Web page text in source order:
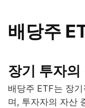
배당주
장기 투자의
배당주 ETF는 장
며, 투자자의 자산